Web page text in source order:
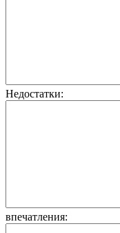
Недостатки:
впечатления: